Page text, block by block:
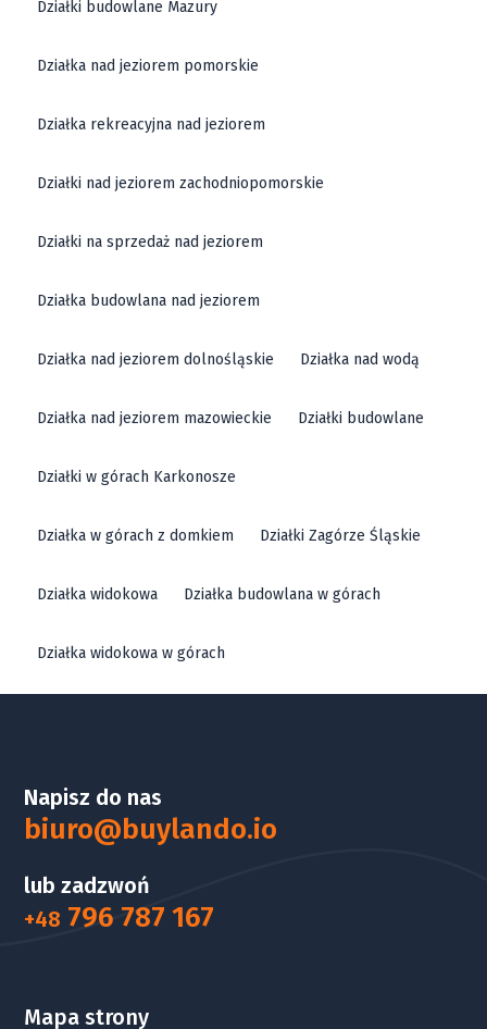
Działki budowlane Mazury
Działka nad jeziorem pomorskie
Działka rekreacyjna nad jeziorem
Działki nad jeziorem zachodniopomorskie
Działki na sprzedaż nad jeziorem
Działka budowlana nad jeziorem
Działka nad jeziorem dolnośląskie Działka nad wodą
Działka nad jeziorem mazowieckie Działki budowlane
Działki w górach Karkonosze
Działka w górach z domkiem Działki Zagórze Śląskie
Działka widokowa Działka budowlana w górach
Działka widokowa w górach
Napisz do nas
biuro@buylando.io
lub zadzwoń
+48 796 787 167
Mapa strony